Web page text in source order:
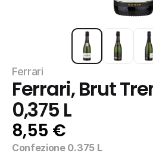
Ferrari
Ferrari, Brut
0,375 L
8,55 €
Confezione 0.375 L